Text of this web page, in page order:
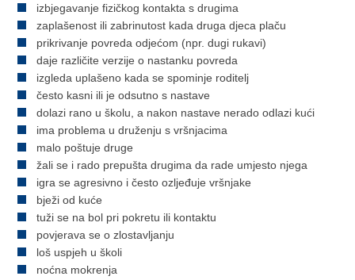
izbjegavanje fizičkog kontakta s drugima
zaplašenost ili zabrinutost kada druga djeca plaču
prikrivanje povreda odjećom (npr. dugi rukavi)
daje različite verzije o nastanku povreda
izgleda uplašeno kada se spominje roditelj
često kasni ili je odsutno s nastave
dolazi rano u školu, a nakon nastave nerado odlazi kući
ima problema u druženju s vršnjacima
malo poštuje druge
žali se i rado prepušta drugima da rade umjesto njega
igra se agresivno i često ozljeđuje vršnjake
bježi od kuće
tuži se na bol pri pokretu ili kontaktu
povjerava se o zlostavljanju
loš uspjeh u školi
noćna mokrenja